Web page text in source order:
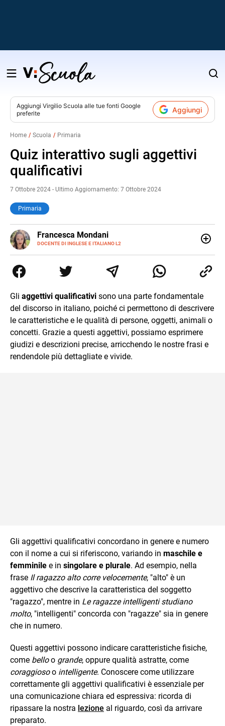
Salta
contenuto
Aggiungi Virgilio Scuola alle tue fonti Google
preferite
Aggiungi
Home Scuola Primaria
Quiz interattivo sugli aggettivi
qualificativi
7 Ottobre 2024 - Ultimo Aggiornamento: 7 Ottobre 2024
Primaria
Francesca Mondani
DOCENTE DI INGLESE E ITALIANO L2
LINKEDIN
INSTAGRAM
secondaria di secondo grado. Mi occupo inoltre di
traduzioni, SEO Onsite e contenuti per il web. Amo i saggi
della sintesi.
Gli aggettivi qualificativi sono una parte fondamentale
del discorso in italiano, poiché ci permettono di descrivere
le caratteristiche e le qualità di persone, oggetti, animali o
concetti. Grazie a questi aggettivi, possiamo esprimere
giudizi e descrizioni precise, arricchendo le nostre frasi e
rendendole più dettagliate e vivide.
Gli aggettivi qualificativi concordano in genere e numero
con il nome a cui si riferiscono, variando in maschile e
femminile e in singolare e plurale. Ad esempio, nella
frase Il ragazzo alto corre velocemente, "alto" è un
aggettivo che descrive la caratteristica del soggetto
"ragazzo", mentre in Le ragazze intelligenti studiano
molto, "intelligenti" concorda con "ragazze" sia in genere
che in numero.
Questi aggettivi possono indicare caratteristiche fisiche,
come belloo grande, oppure qualità astratte, come
coraggiosoo intelligente. Conoscere come utilizzare
correttamente gli aggettivi qualificativi è essenziale per
una comunicazione chiara ed espressiva: ricorda di
ripassare la nostra lezione al riguardo, così da arrivare
preparato.